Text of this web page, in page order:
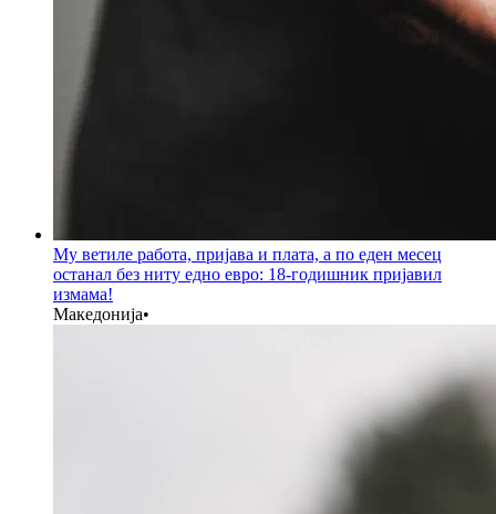
Му ветиле работа, пријава и плата, а по еден месец
останал без ниту едно евро: 18-годишник пријавил
измама!
Македонија•